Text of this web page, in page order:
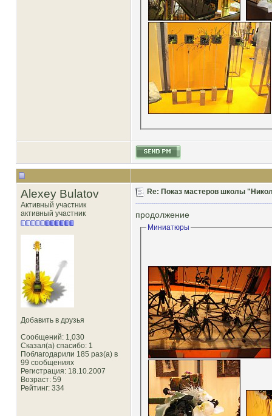
Alexey Bulatov
Активный участник
активный участник
Добавить в друзья
Сообщений: 1,030
Сказал(а) спасибо: 1
Поблагодарили 185 раз(а) в
99 сообщениях
Регистрация: 18.10.2007
Возраст: 59
Рейтинг: 334
Re: Показ мастеров школы
продолжение
Миниатюры